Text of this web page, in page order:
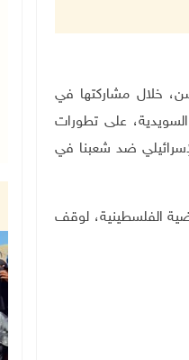
خلال مشاركتها في
على تطورات
ضد شعبنا في
الفلسطينية، لوقف